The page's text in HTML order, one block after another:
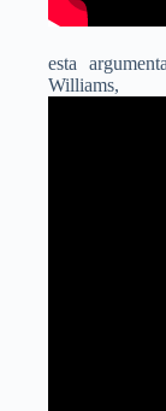
esta
Williams,